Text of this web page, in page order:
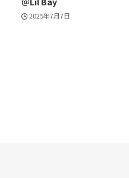
2025年7月7日